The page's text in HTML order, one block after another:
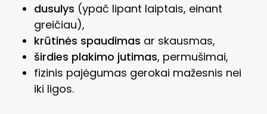
dusulys (ypač lipant laiptais, einant
greičiau),
krūtinės spaudimas ar skausmas,
širdies plakimo jutimas, permušimai,
fizinis pajėgumas gerokai mažesnis nei
iki ligos.